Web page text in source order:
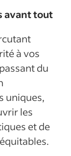
avant tout
à vos
du
uniques,
les
et de